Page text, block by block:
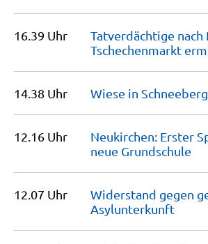
16.39 Uhr
Tatverdächtige nach
Tschechenmarkt
14.38 Uhr Wiese in Schneeberg
12.16 Uhr
Neukirchen: Erster
neue Grundschule
12.07 Uhr
Widerstand gegen
Asylunterkunft